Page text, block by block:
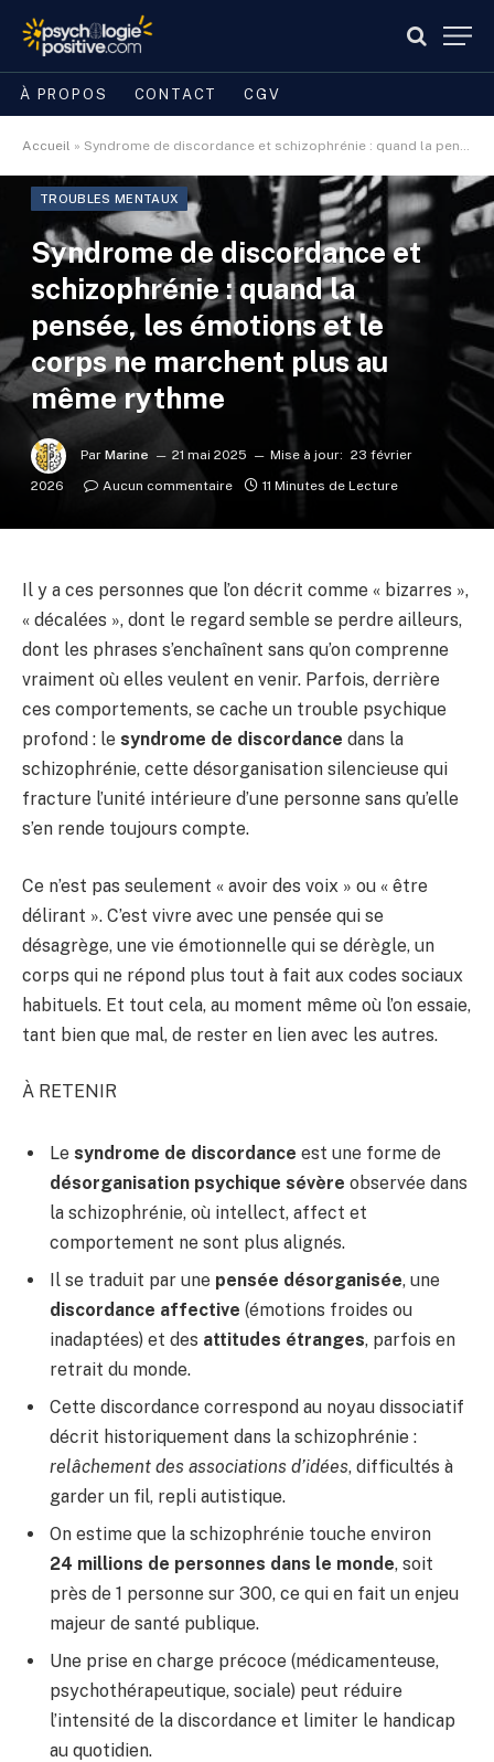
À PROPOS CONTACT CGV
Accueil » Syndrome de discordance et schizophrénie : quand la pensée, les émotions et le corps ne marchent plus au même rythme
TROUBLES MENTAUX
Syndrome de discordance et
schizophrénie : quand la
pensée, les émotions et le
corps ne marchent plus au
même rythme
Par Marine 21 mai 2025 Mise à jour: 23 février
2026
Aucun commentaire 11 Minutes de Lecture
Il y a ces personnes que l’on décrit comme « bizarres »,
« décalées », dont le regard semble se perdre ailleurs,
dont les phrases s’enchaînent sans qu’on comprenne
vraiment où elles veulent en venir. Parfois, derrière
ces comportements, se cache un trouble psychique
profond : le syndrome de discordance dans la
schizophrénie, cette désorganisation silencieuse qui
fracture l’unité intérieure d’une personne sans qu’elle
s’en rende toujours compte.
Ce n’est pas seulement « avoir des voix » ou « être
délirant ». C’est vivre avec une pensée qui se
désagrège, une vie émotionnelle qui se dérègle, un
corps qui ne répond plus tout à fait aux codes sociaux
habituels. Et tout cela, au moment même où l’on essaie,
tant bien que mal, de rester en lien avec les autres.
À RETENIR
Le syndrome de discordance est une forme de
désorganisation psychique sévère observée dans
la schizophrénie, où intellect, affect et
comportement ne sont plus alignés.
Il se traduit par une pensée désorganisée, une
discordance affective (émotions froides ou
inadaptées) et des attitudes étranges, parfois en
retrait du monde.
Cette discordance correspond au noyau dissociatif
décrit historiquement dans la schizophrénie :
relâchement des associations d’idées, difficultés à
garder un fil, repli autistique.
On estime que la schizophrénie touche environ
24 millions de personnes dans le monde, soit
près de 1 personne sur 300, ce qui en fait un enjeu
majeur de santé publique.
Une prise en charge précoce (médicamenteuse,
psychothérapeutique, sociale) peut réduire
l’intensité de la discordance et limiter le handicap
au quotidien.